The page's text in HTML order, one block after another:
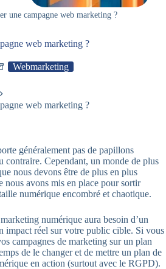
une campagne web marketing ?
web marketing ?
Webmarketing
web marketing ?
généralement pas de papillons
contraire. Cependant, un monde de plus
nous devons être de plus en plus
nous avons mis en place pour sortir
numérique encombré et chaotique.
numérique aura besoin d’un
impact réel sur votre public cible. Si vous
campagnes de marketing sur un plan
de le changer et de mettre un plan de
en action (surtout avec le RGPD).